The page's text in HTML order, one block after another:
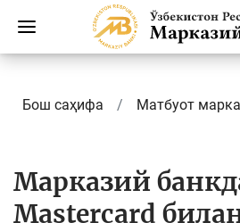
Бош саҳифа Матбуот
Марказий
Mastercard